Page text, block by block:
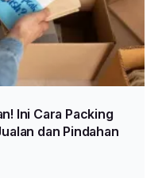
Ini Cara Packing
dan Pindahan